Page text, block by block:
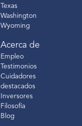
Texas
Washington
Wyoming
Acerca de
Empleo
Testimonios
Cuidadores
destacados
Inversores
Filosofía
Blog